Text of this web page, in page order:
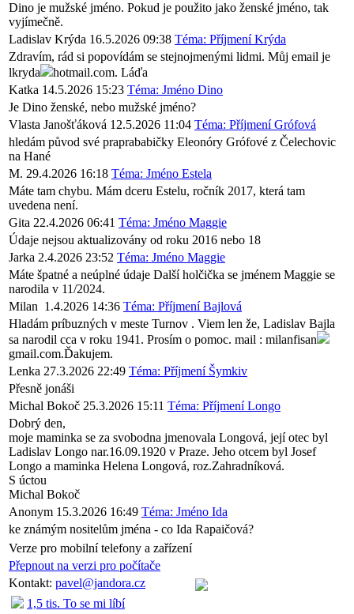
Dino je mužské jméno. Pokud je použito jako ženské jméno, tak
vyjímečně.
Ladislav Krýda 16.5.2026 09:38 Téma: Příjmení Krýda
Zdravím, rád si popovídám se stejnojmenými lidmi. Můj email je
lkryda
hotmail.com. Láďa
Katka 14.5.2026 15:23 Téma: Jméno Dino
Je Dino ženské, nebo mužské jméno?
Vlasta Janošťáková 12.5.2026 11:04 Téma: Příjmení Grófová
hledám původ své praprababičky Eleonóry Grófové z Čelechovic
na Hané
M. 29.4.2026 16:18 Téma: Jméno Estela
Máte tam chybu. Mám dceru Estelu, ročník 2017, která tam
uvedena není.
Gita 22.4.2026 06:41 Téma: Jméno Maggie
Údaje nejsou aktualizovány od roku 2016 nebo 18
Jarka 2.4.2026 23:52 Téma: Jméno Maggie
Máte špatné a neúplné údaje Další holčička se jménem Maggie se
narodila v 11/2024.
Milan 1.4.2026 14:36 Téma: Příjmení Bajlová
Hladám príbuzných v meste Turnov . Viem len že, Ladislav Bajla
sa narodil cca v roku 1941. Prosím o pomoc. mail : milanfisan
gmail.com.Ďakujem.
Lenka 27.3.2026 22:49 Téma: Příjmení Šymkiv
Přesně jonáši
Michal Bokoč 25.3.2026 15:11 Téma: Příjmení Longo
Dobrý den,
moje maminka se za svobodna jmenovala Longová, její otec byl
Ladislav Longo nar.16.09.1920 v Praze. Jeho otcem byl Josef
Longo a maminka Helena Longová, roz.Zahradníková.
S úctou
Michal Bokoč
Anonym 15.3.2026 16:49 Téma: Jméno Ida
ke známým nositelům jména - co Ida Rapaičová?
Verze pro mobilní telefony a zařízení
Přepnout na verzi pro počítače
Kontakt: pavel@jandora.cz
1,5 tis. To se mi líbí